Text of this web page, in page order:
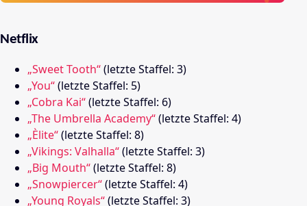
Netflix
„Sweet Tooth“(letzte Staffel: 3)
„You“(letzte Staffel: 5)
„Cobra Kai“(letzte Staffel: 6)
„The Umbrella Academy“(letzte Staffel: 4)
„Èlite“(letzte Staffel: 8)
„Vikings: Valhalla“(letzte Staffel: 3)
„Big Mouth“(letzte Staffel: 8)
„Snowpiercer“(letzte Staffel: 4)
„Young Royals“(letzte Staffel: 3)